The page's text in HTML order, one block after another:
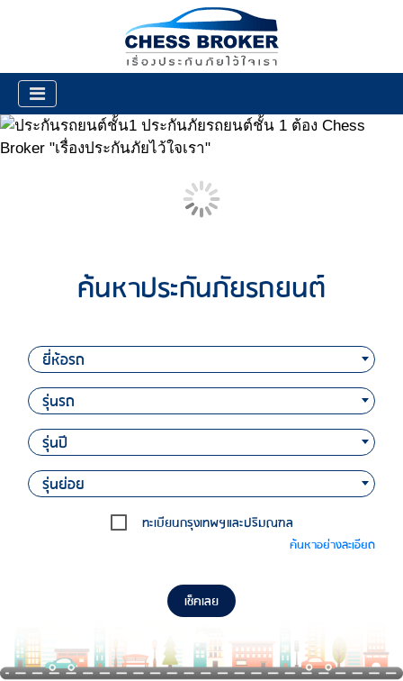
ค้นหาประกันภัยรถยนต์
ยี่ห้อรถ
รุ่นรถ
รุ่นปี
รุ่นย่อย
ทะเบียนกรุงเทพฯและปริมณฑล
ค้นหาอย่างละเอียด
เช็คเลย